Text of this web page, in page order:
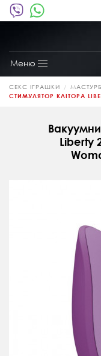
Меню
Toggle
navigation
СЕКС ІГРАШКИ
СТИМУЛЯТОР КЛІТОРА
Liberty